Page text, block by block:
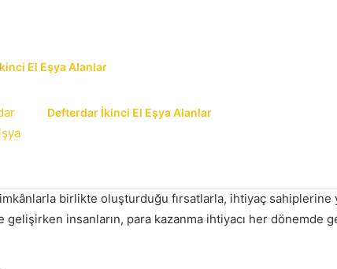
El Eşya Alanlar
Defterdar İkinci El Eşya Alanlar
birlikte oluşturduğu fırsatlarla, ihtiyaç sahiplerine
insanların, para kazanma ihtiyacı her dönemde